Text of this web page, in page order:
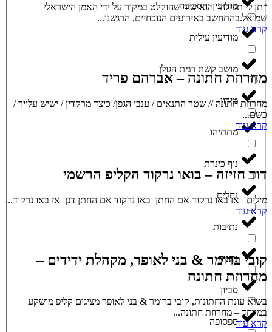
מודיעין והסביבה
מודיעין עילית
מושב קשת רמת הגולן
מירון
מתתיהו
נוף כינרת
נחלים
נתיבות
נתניה
סביון
ספסופה
“תן לי תפילה” הוא שיר שהוקלט במקור על ידי האמן הישראלי
שמואל.בהתחשב באירועים הנוכחיים, הרגשנו...
קרא עוד
מחרוזת חתונה – אברהם פריד
מחרוזת חתונה // שטר התנאים / ענבי הגפן/ כיצד מרקדין / ישיש עלייך /
כשם...
קרא עוד
דוד חזיזה – בואו נרקוד הקליפ הרשמי
מילים אז באו נרקוד אם החתן באו נרקוד אם החתן דנן אז באו נרקוד...
קרא עוד
קובי ברומר & בני לאופר, מקהלת ידידים –
מחרוזת חתונה
בשיא עונת החתונות, קובי ברומר & בני לאופר מציגים קליפ מושקע
במיוחד – מחרוזת חתונה...
קרא עוד